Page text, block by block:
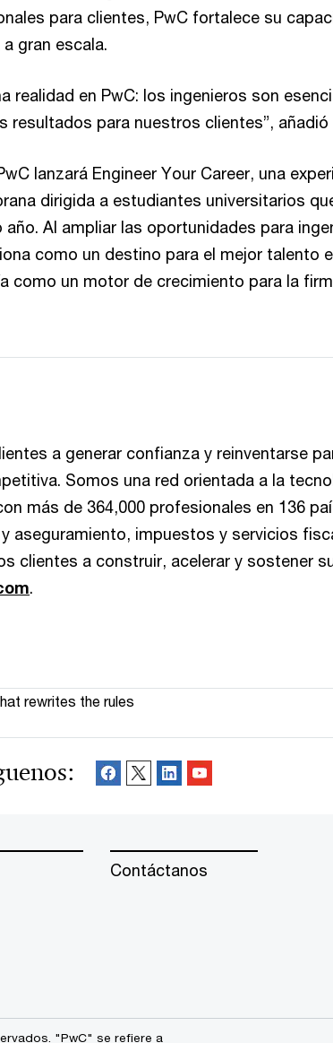
para clientes, PwC fortalece su
gran escala.
realidad en PwC: los ingenieros son
resultados para nuestros clientes”, añadió
lanzará Engineer Your Career, una
dirigida a estudiantes universitarios
Al ampliar las oportunidades para
como un destino para el mejor talento
como un motor de crecimiento para la
a generar confianza y reinventarse
Somos una red orientada a la
más de 364,000 profesionales en 136
aseguramiento, impuestos y servicios
clientes a construir, acelerar y sostener
.
rewrites the rules
Contáctanos
"PwC" se refiere a